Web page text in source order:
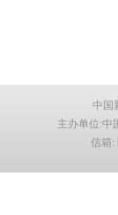
中国
主办单位:中
信箱: